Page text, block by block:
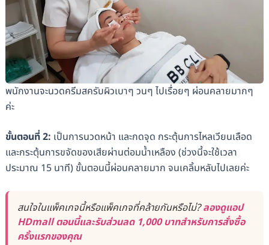
พนักงานจะนวดครีมสครับผิวเบาๆ วนๆ ไปเรื่อยๆ ผ่อนคลายมากๆ
ค่ะ
ขั้นตอนที่ 2: เป็นการนวดหน้า และกดจุด กระตุ้นการไหลเวียนเลือด
และกระตุ้นการขจัดของเสียผ่านต่อมน้ำเหลือง (ช่วงนี้จะใช้เวลา
ประมาณ 15 นาที) ขั้นตอนนี้ผ่อนคลายมาก จนเคลิ้มหลับไปเลยค่ะ
สนใจในแพ็คเกจนี้หรือแพ็คเกจที่คล้ายกันหรือไม่?ลองดูแอป
HDmall ตอนนี้และรับส่วนลด 1,000 บาทสำหรับการสั่งซื้อ
ครั้งแรกของคุณ